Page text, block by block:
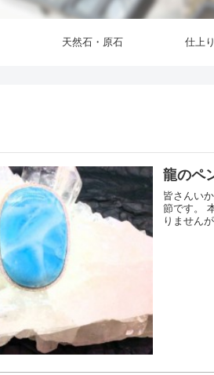
天然石・原石 仕上
龍のペ
皆さんい
節です。
りません